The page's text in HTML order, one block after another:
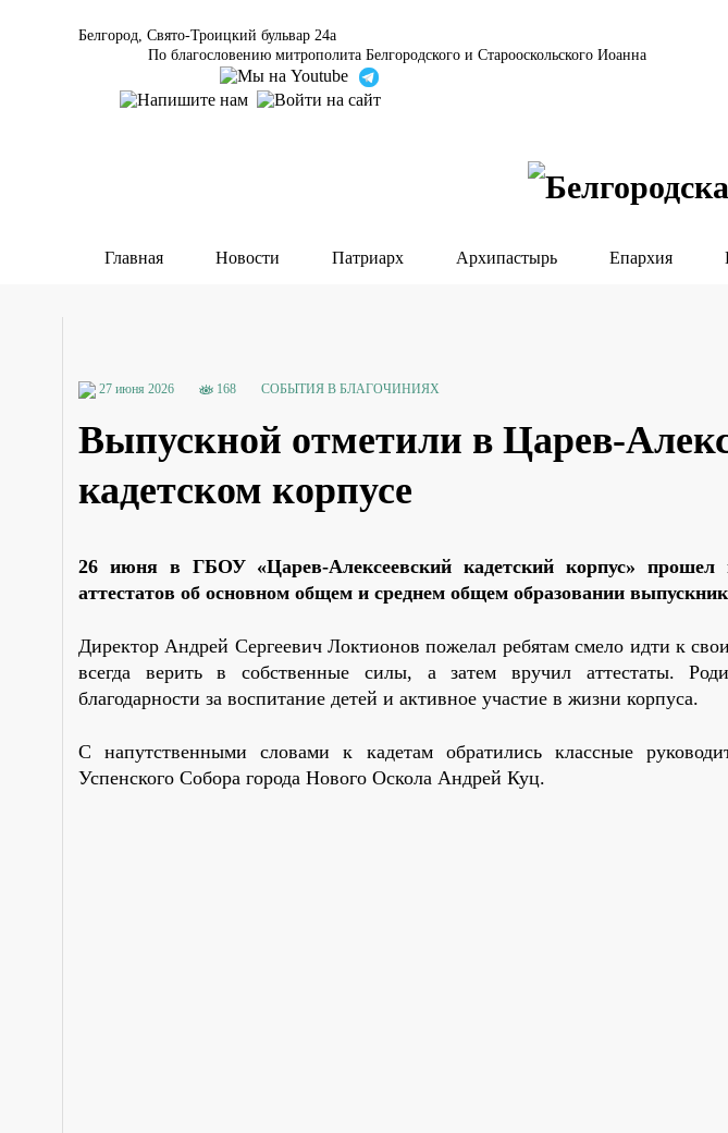
Белгород, Свято-Троицкий бульвар 24а
По благословению митрополита Белгородского и Старооскольского Иоанна
Главная Новости Патриарх Архипастырь Епархия
27 июня 2026 168 СОБЫТИЯ В БЛАГОЧИНИЯХ
Выпускной отметили в Царев-
кадетском корпусе
26 июня в ГБОУ «Царев-Алексеевский кадетский корпус» прошел
аттестатов об основном общем и среднем общем образовании
Директор Андрей Сергеевич Локтионов пожелал ребятам смело идти к
всегда верить в собственные силы, а затем вручил аттестаты.
благодарности за воспитание детей и активное участие в жизни корпуса.
С напутственными словами к кадетам обратились классные
Успенского Собора города Нового Оскола Андрей Куц.